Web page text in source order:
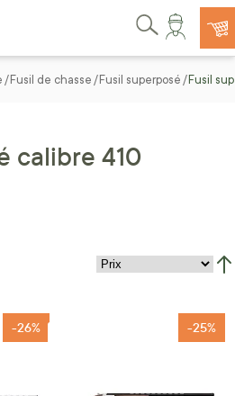
Rechercher
Fusil de chasse Fusil superposé Fusil
calibre 410
-26% -25%